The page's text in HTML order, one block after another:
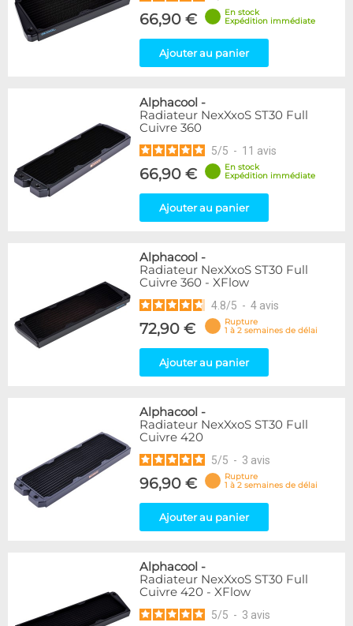
66,90 €
En stock
Expédition immédiate
Ajouter au panier
Alphacool -
Radiateur NexXxoS ST30 Full
Cuivre 360
5/5 - 11 avis
66,90 €
En stock
Expédition immédiate
Ajouter au panier
Alphacool -
Radiateur NexXxoS ST30 Full
Cuivre 360 - XFlow
4.8/5 - 4 avis
72,90 €
Rupture
1 à 2 semaines de délai
Ajouter au panier
Alphacool -
Radiateur NexXxoS ST30 Full
Cuivre 420
5/5 - 3 avis
96,90 €
Rupture
1 à 2 semaines de délai
Ajouter au panier
Alphacool -
Radiateur NexXxoS ST30 Full
Cuivre 420 - XFlow
5/5 - 3 avis